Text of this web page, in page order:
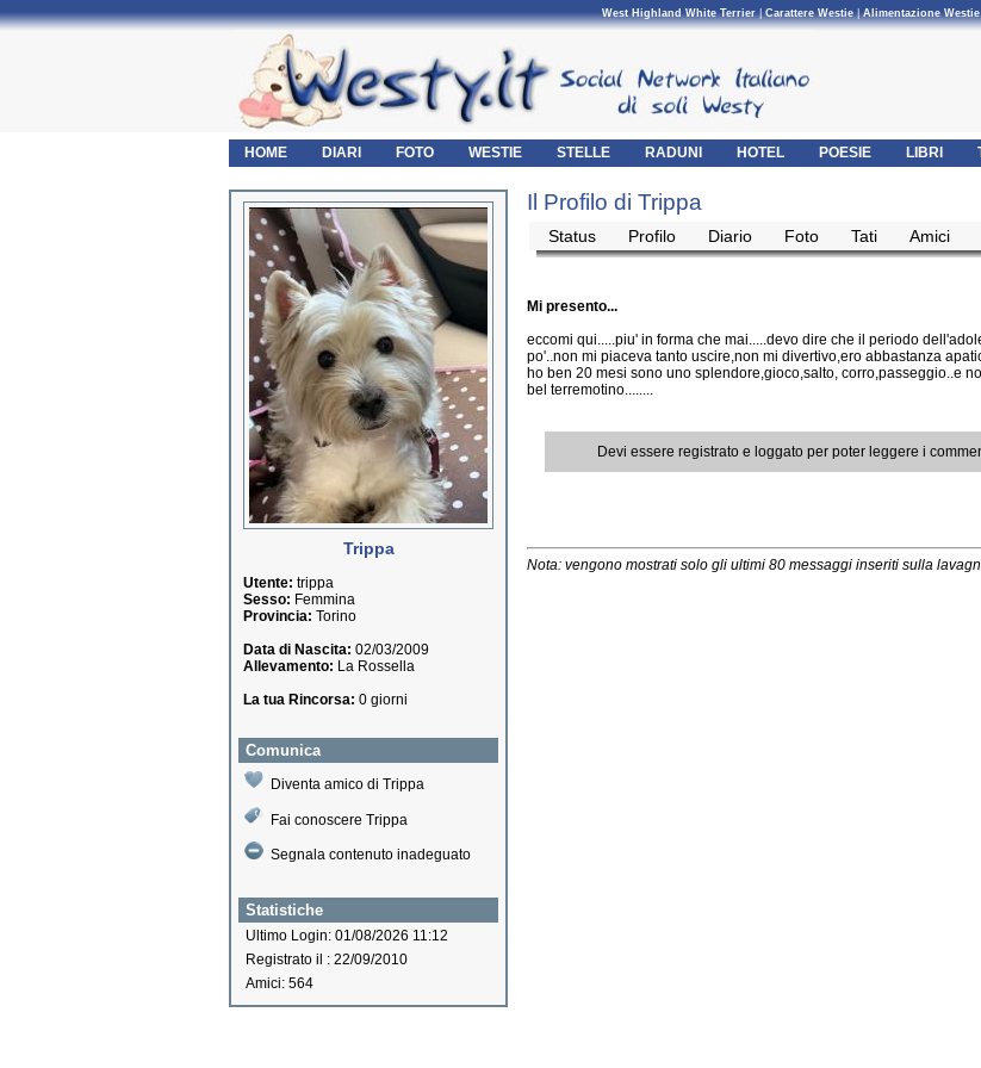
West Highland White Terrier|Carattere Westie|Alimentazione Westie
HOME DIARI FOTO WESTIE STELLE RADUNI HOTEL POESIE LIBRI
Trippa
Utente: trippa
Sesso: Femmina
Provincia: Torino
Data di Nascita: 02/03/2009
Allevamento: La Rossella
La tua Rincorsa: 0 giorni
Comunica
Diventa amico di Trippa
Fai conoscere Trippa
Segnala contenuto inadeguato
Statistiche
Ultimo Login: 01/08/2026 11:12
Registrato il : 22/09/2010
Amici: 564
Il Profilo di Trippa
Status Profilo Diario Foto Tati Amici
Mi presento...
eccomi qui.....piu' in forma che mai.....devo dire che il periodo
po'..non mi piaceva tanto uscire,non mi divertivo,ero abbastanza
ho ben 20 mesi sono uno splendore,gioco,salto, corro,passeggio..e
bel terremotino........
Devi essere registrato e loggato per poter leggere i
Nota: vengono mostrati solo gli ultimi 80 messaggi inseriti sulla